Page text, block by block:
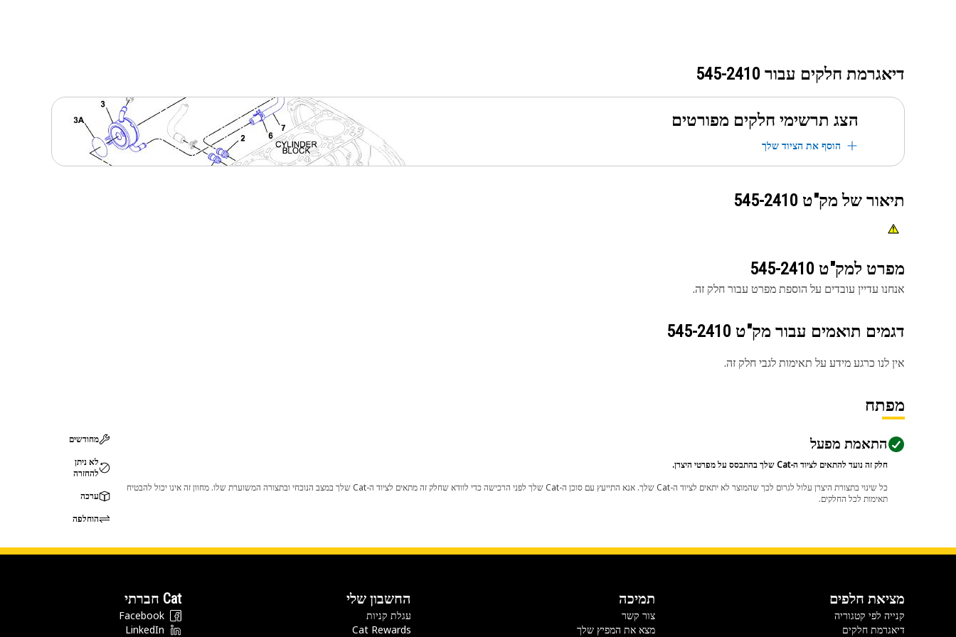
דיאגרמת חלקים עבור 545-2410
הצג תרשימי חלקים מפורטים
הוסף את הציוד שלך
תיאור של מק"ט 545-2410
מפרט למק"ט 545-2410
אנחנו עדיין עובדים על הוספת מפרט עבור חלק זה.
דגמים תואמים עבור מק"ט 545-2410
אין לנו כרגע מידע על תאימות לגבי חלק זה.
מפתח
התאמת מפעל
חלק זה נועד להתאים לציוד ה-Cat שלך בהתבסס על מפרטי היצרן.
כל שינוי בתצורת היצרן עלול לגרום לכך שהמוצר לא יתאים לציוד ה-Cat שלך. אנא התייעץ עם סוכן ה-Cat שלך לפני הרכישה כדי לוודא שחלק זה מתאים לציוד ה-Cat שלך במצב הנוכחי ובתצורה המשוערת שלו. מחוון זה אינו יכול להבטיח
תאימות לכל החלקים.
מחודשים
לא ניתן
להחזרה
ערכה
הוחלפה
מציאת חלפים
קנייה לפי קטגוריה
דיאגרמת חלקים
תמיכה
צור קשר
מצא את המפיץ שלך
החשבון שלי
עגלת קניות
Cat Rewards
Cat חברתי
Facebook
LinkedIn